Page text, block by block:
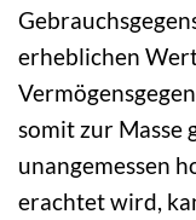
erheblichen
somit zur Masse
unangemessen
erachtet wird,